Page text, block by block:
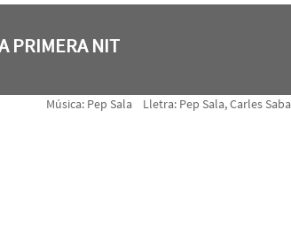
PRIMERA NIT
Música: Pep Sala Lletra: Pep Sala, Carles